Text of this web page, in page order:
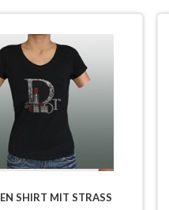
SHIRT MIT STRASS